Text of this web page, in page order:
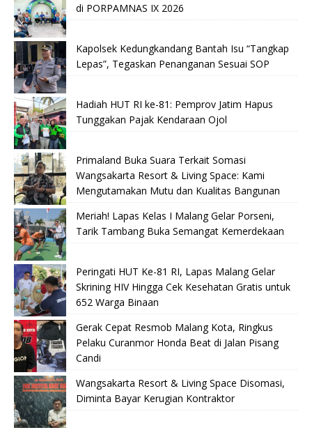
di PORPAMNAS IX 2026
Kapolsek Kedungkandang Bantah Isu “Tangkap
Lepas”, Tegaskan Penanganan Sesuai SOP
Hadiah HUT RI ke-81: Pemprov Jatim Hapus
Tunggakan Pajak Kendaraan Ojol
Primaland Buka Suara Terkait Somasi
Wangsakarta Resort & Living Space: Kami
Mengutamakan Mutu dan Kualitas Bangunan
Meriah! Lapas Kelas I Malang Gelar Porseni,
Tarik Tambang Buka Semangat Kemerdekaan
Peringati HUT Ke-81 RI, Lapas Malang Gelar
Skrining HIV Hingga Cek Kesehatan Gratis untuk
652 Warga Binaan
Gerak Cepat Resmob Malang Kota, Ringkus
Pelaku Curanmor Honda Beat di Jalan Pisang
Candi
Wangsakarta Resort & Living Space Disomasi,
Diminta Bayar Kerugian Kontraktor